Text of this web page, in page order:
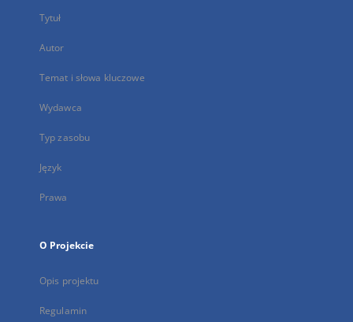
Tytuł
Autor
Temat i słowa kluczowe
Wydawca
Typ zasobu
Język
Prawa
O Projekcie
Opis projektu
Regulamin